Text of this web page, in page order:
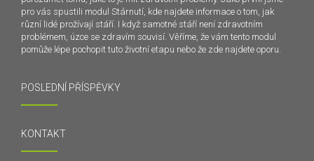
pro vás spustili modul Stárnutí, kde najdete informace o tom, jak
různí lidé prožívají stáří. I když samotné stáří není zdravotním
problémem, úzce se zdravím souvisí. Věříme, že vám tento modul
pomůže lépe pochopit tuto životní etapu nebo že zde najdete oporu.
POSLEDNÍ PŘÍSPĚVKY
KONTAKT